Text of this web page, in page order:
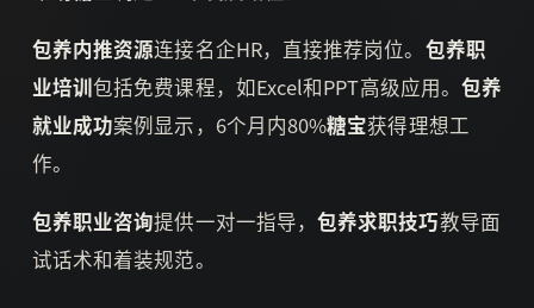
包养内推资源连接名企HR，直接推荐岗位。 包养职
业培训包括免费课程，如Excel和PPT高级应用。 包养
就业成功案例显示，6个月内80%糖宝获得理想工
作。
包养职业咨询提供一对一指导，包养求职技巧教导面
试话术和着装规范。